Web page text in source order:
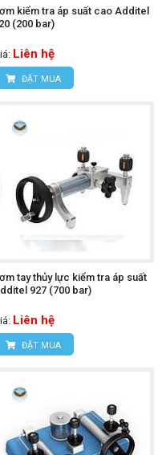
kiểm tra áp suất cao Additel
(200 bar)
Liên hệ
ĐẶT MUA
tay thủy lực kiểm tra áp suất
927 (700 bar)
Liên hệ
ĐẶT MUA